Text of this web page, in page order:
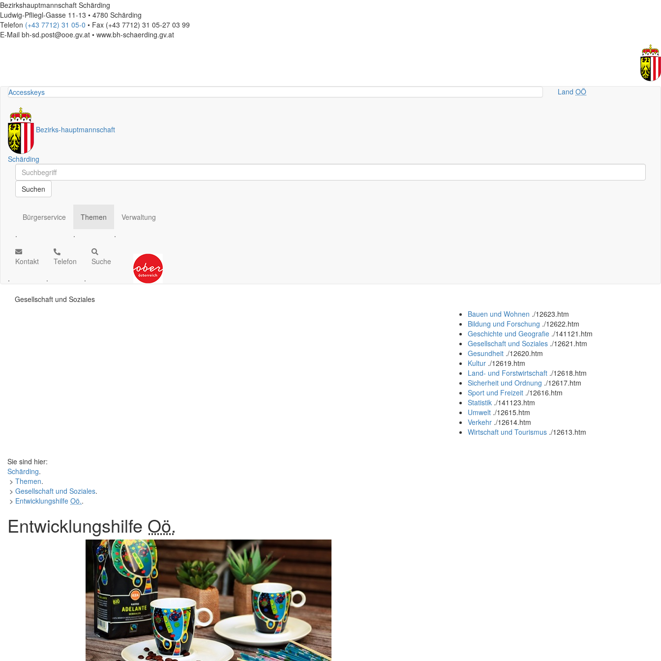
Bezirkshauptmannschaft Schärding
Ludwig-Pfliegl-Gasse 11-13 • 4780 Schärding
Telefon (+43 7712) 31 05-0 • Fax (+43 7712) 31 05-27 03 99
E-Mail bh-sd.post@ooe.gv.at • www.bh-schaerding.gv.at
Accesskeys LandOÖ
Bezirks-hauptmannschaft
Schärding
Schnellsuche
Schnellsuche
Suchen
Bürgerservice
.
Themen
.
Verwaltung
.
Kontakt
.
Telefon
.
Suche
.
Gesellschaft und Soziales
Bauen und Wohnen ./12623.htm
Bildung und Forschung ./12622.htm
Geschichte und Geografie ./141121.htm
Gesellschaft und Soziales ./12621.htm
Gesundheit ./12620.htm
Kultur ./12619.htm
Land- und Forstwirtschaft ./12618.htm
Sicherheit und Ordnung ./12617.htm
Sport und Freizeit ./12616.htm
Statistik ./141123.htm
Umwelt ./12615.htm
Verkehr ./12614.htm
Wirtschaft und Tourismus ./12613.htm
Sie sind hier:
Schärding.
> Themen.
> Gesellschaft und Soziales.
> Entwicklungshilfe Oö..
Entwicklungshilfe Oö.